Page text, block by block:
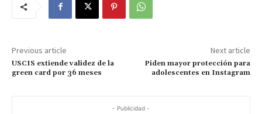
Previous article
USCIS extiende validez de la
green card por 36 meses
Next article
Piden mayor protección para
adolescentes en Instagram
- Publicidad -